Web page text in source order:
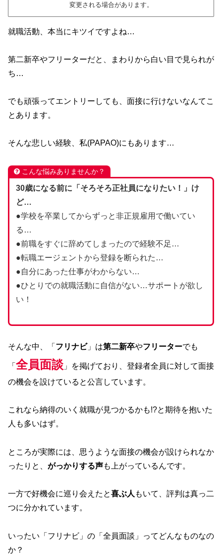
変更される場合があります。
就職活動、本当にキツイですよね…
第二新卒やフリーターだと、まわりから白い目で見られが
ち…
でも頑張ってエントリーしても、面接に行けないなんてこ
とあります。
そんな悲しい経験、私(PAPAO)にもあります…
こんな悩みありませんか？
30歳になる前に「そろそろ正社員になりたい！」け
ど…
●学校を卒業してからずっと非正規雇用で働いてい
る…
●前職をすぐに辞めてしまったので経験不足…
●転職エージェントから登録を断られた…
●自分にあった仕事がわからない…
●ひとりでの就職活動に自信がない…サポートが欲し
い！
そんな中、「 フリナビ 」は第二新卒やフリーターでも
「 全員面談 」を掲げており、登録者全員に対して面接
の機会を設けていると公言しています。
これなら納得のいく就職が見つかるかも!?と期待を抱いた
人も多いはず。
ところが実際には、思うような面接の機会が設けられなか
ったりと、 がっかりする声も上がっているんです。
一方で好機会に巡り会えたと喜ぶ人 もいて、評判は真っ二
つに分かれています。
いったい「フリナビ」の「全員面談」ってどんなものなの
か？